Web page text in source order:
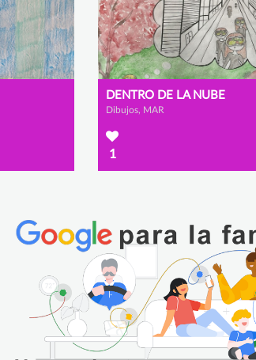
DENTRO DE LA NUBE
Dibujos, MAR
1